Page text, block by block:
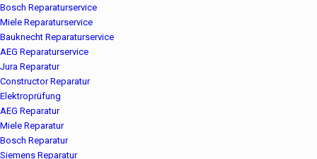
Bosch Reparaturservice
Miele Reparaturservice
Bauknecht Reparaturservice
AEG Reparaturservice
Jura Reparatur
Constructor Reparatur
Elektroprüfung
AEG Reparatur
Miele Reparatur
Bosch Reparatur
Siemens Reparatur